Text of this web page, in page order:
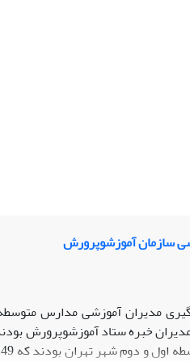
سازمان آموزش‏وپرورش
مدیران آموزشی مدارس